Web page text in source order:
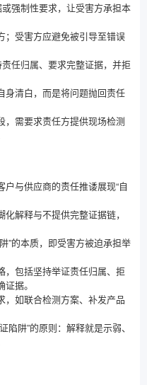
强制性要求，让受害方承担本
；受害方应避免被引导至错误
任归属、要求完整证据，并拒
身清白，而是将问题抛回责任
，需要求责任方提供现场检测
与供应商的责任推诿展现“自
化解释与不提供完整证据链，
”的本质，即受害方被迫承担举
，包括坚持举证责任归属、拒
据。
，如联合检测方案、补发产品
陷阱”的原则：解释就是示弱、